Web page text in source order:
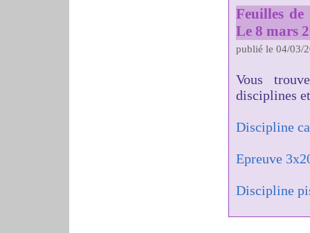
Feuilles
Le 8 mars
publié le 04/03/
Vous
disciplines
Discipline
Epreuve
Discipline